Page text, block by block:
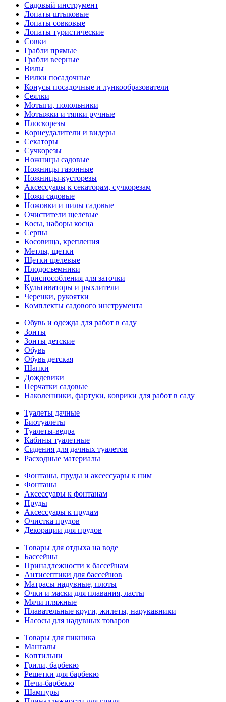
Садовый инструмент
Лопаты штыковые
Лопаты совковые
Лопаты туристические
Совки
Грабли прямые
Грабли веерные
Вилы
Вилки посадочные
Конусы посадочные и лункообразователи
Сеялки
Мотыги, полольники
Мотыжки и тяпки ручные
Плоскорезы
Корнеудалители и видеры
Секаторы
Сучкорезы
Ножницы садовые
Ножницы газонные
Ножницы-кусторезы
Аксессуары к секаторам, сучкорезам
Ножи садовые
Ножовки и пилы садовые
Очистители щелевые
Косы, наборы косца
Серпы
Косовища, крепления
Метлы, щетки
Щетки щелевые
Плодосъемники
Приспособления для заточки
Культиваторы и рыхлители
Черенки, рукоятки
Комплекты садового инструмента
Обувь и одежда для работ в саду
Зонты
Зонты детские
Обувь
Обувь детская
Шапки
Дождевики
Перчатки садовые
Наколенники, фартуки, коврики для работ в саду
Туалеты дачные
Биотуалеты
Туалеты-ведра
Кабины туалетные
Сидения для дачных туалетов
Расходные материалы
Фонтаны, пруды и аксессуары к ним
Фонтаны
Аксессуары к фонтанам
Пруды
Аксессуары к прудам
Очистка прудов
Декорации для прудов
Товары для отдыха на воде
Бассейны
Принадлежности к бассейнам
Антисептики для бассейнов
Матраcы надувные, плоты
Очки и маски для плавания, ласты
Мячи пляжные
Плавательные круги, жилеты, нарукавники
Насосы для надувных товаров
Товары для пикника
Мангалы
Коптильни
Грили, барбекю
Решетки для барбекю
Печи-барбекю
Шампуры